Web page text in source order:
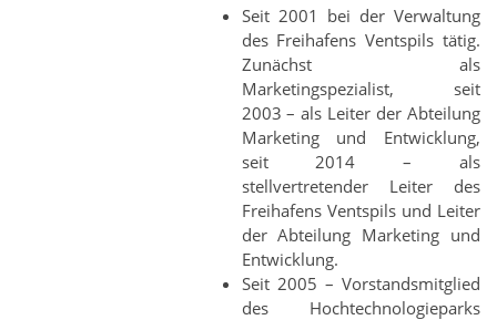
Seit 2001 bei der Verwaltung
des Freihafens Ventspils tätig.
Zunächst als
Marketingspezialist, seit
2003 – als Leiter der Abteilung
Marketing und Entwicklung,
seit 2014 – als
stellvertretender Leiter des
Freihafens Ventspils und Leiter
der Abteilung Marketing und
Entwicklung.
Seit 2005 – Vorstandsmitglied
des Hochtechnologieparks